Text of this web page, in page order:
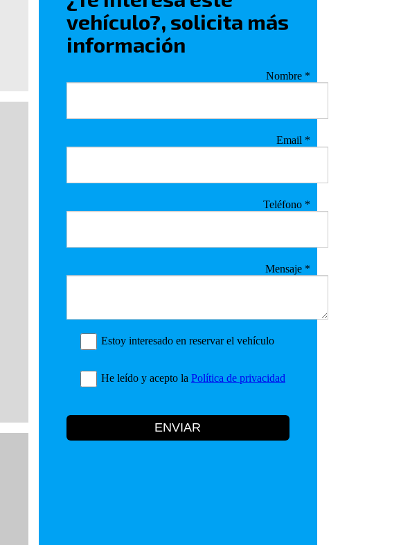
vehículo?, solicita más
información
Nombre *
Email *
Teléfono *
Mensaje *
Estoy interesado en reservar el vehículo
He leído y acepto la Política de privacidad
ENVIAR